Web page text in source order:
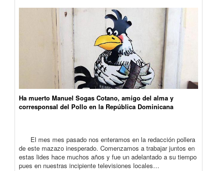
Ha muerto Manuel Sogas Cotano, amigo del alma y
corresponsal del Pollo en la República Dominicana
El mes mes pasado nos enteramos en la redacción pollera
de este mazazo inesperado. Comenzamos a trabajar juntos en
estas lides hace muchos años y fue un adelantado a su tiempo
pues en nuestras incipiente televisiones locales…